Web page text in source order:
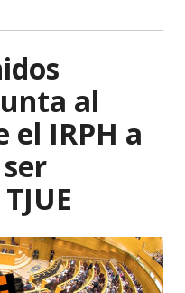
al
el IRPH a